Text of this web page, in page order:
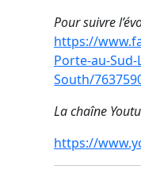
Pour suivre
https://
Porte-au-
South/
La chaîne
https://